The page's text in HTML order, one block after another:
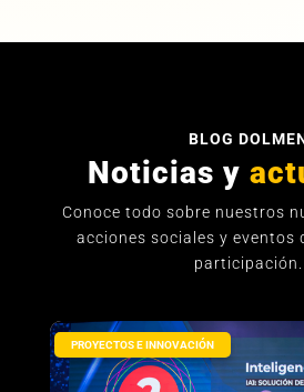
BLOG
Noticias y
Conoce todo sobre nuestros
acciones sociales y eventos
participación.
PROYECTOS E INNOVACIÓN